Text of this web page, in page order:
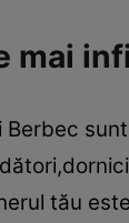
mai
Berbec
tău